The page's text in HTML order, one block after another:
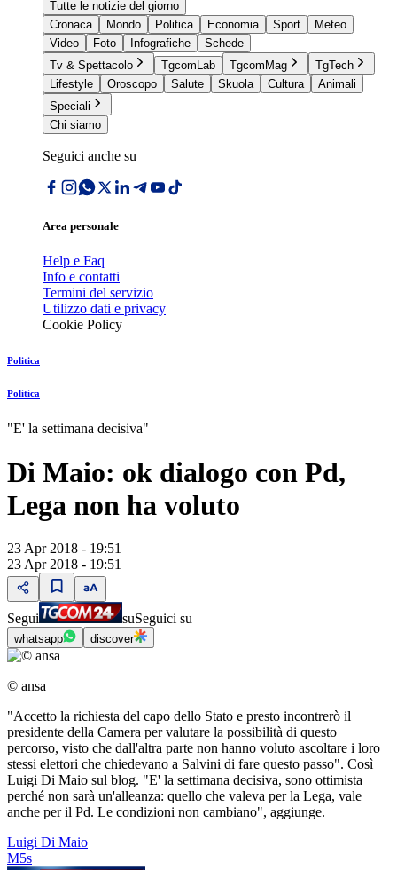
Tutte le notizie del giorno
Cronaca
Mondo Politica Economia Sport
Meteo
Video
Foto Infografiche
Schede
Tv & Spettacolo
TgcomLab TgcomMag
TgTech
Lifestyle
Oroscopo Salute Skuola Cultura
Animali
Speciali
Chi siamo
Seguici anche su
Area personale
Help e Faq
Info e contatti
Termini del servizio
Utilizzo dati e privacy
Cookie Policy
Politica
Politica
"E' la settimana decisiva"
Di Maio: ok dialogo con Pd,
Lega non ha voluto
23 Apr 2018 - 19:51
23 Apr 2018 - 19:51
Segui suSeguici su
whatsapp discover
© ansa
"Accetto la richiesta del capo dello Stato e presto incontrerò il
presidente della Camera per valutare la possibilità di questo
percorso, visto che dall'altra parte non hanno voluto ascoltare i loro
stessi elettori che chiedevano a Salvini di fare questo passo". Così
Luigi Di Maio sul blog. "E' la settimana decisiva, sono ottimista
perché non sarà un'alleanza: quello che valeva per la Lega, vale
anche per il Pd. Le condizioni non cambiano", aggiunge.
Luigi Di Maio
M5s